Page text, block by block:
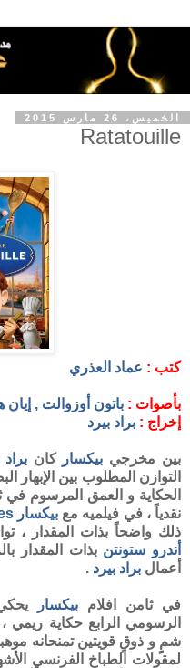
الخميس، 26 مارس 2015
Ratatouille
كتب : عماد العذري
بأصوات : باتون أوزوالت , إيان
إخراج : براد بيرد
بين مخرجي بيكسار كانبراد
التوازن المطلوب بين
الحكاية و العمق المرسوم في
نقدياً ، في فيلميه مع بيكسار
ذلك واضحاً بذات المقدار ،
أندرو ستونتن بذات المقدار
أعمال براد بيرد .
في ثامن افلام بيكسار
الرسومي الرابع حكاية
شمٍ و ذوقٍ قويتين تمنحانه
لمقولات الطباخ الفرنسي